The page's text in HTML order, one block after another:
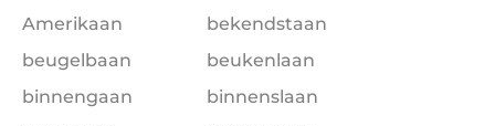
Amerikaan
bekendstaan
beugelbaan
beukenlaan
binnengaan
binnenslaan